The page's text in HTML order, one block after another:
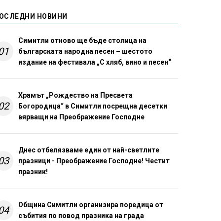
НОВИНИ
Симитли отново ще бъде столица на
българската народна песен – шестото
издание на фестивала „С хляб, вино и песен“
Храмът „Рождество на Пресвета
Богородица“ в Симитли посрещна десетки
вярващи на Преображение Господне
Днес отбелязваме един от най-светлите
празници - Преображение Господне! Честит
празник!
Община Симитли организира поредица от
събития по повод празника на града